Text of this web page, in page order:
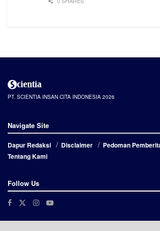
PT. SCIENTIA INSAN CITA INDONESIA 2026
Navigate Site
Dapur Redaksi Disclaimer
Pedoman
Tentang Kami
Follow Us